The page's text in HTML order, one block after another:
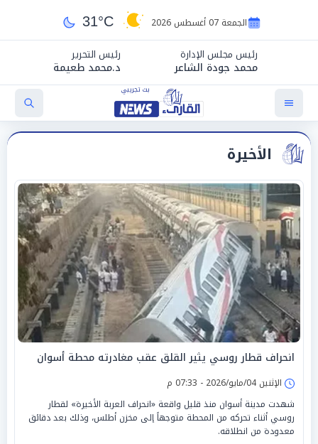
الجمعة 07 أغسطس 2026 31°C
رئيس مجلس الإدارة
محمد جودة الشاعر
رئيس التحرير
د.محمد طعيمة
الأخيرة
انحراف قطار روسي يثير القلق عقب مغادرته محطة أسوان
الإثنين 04/مايو/2026 - 07:33 م
شهدت مدينة أسوان منذ قليل واقعة «انحراف العربة الأخيرة» لقطار
روسي أثناء تحركه من المحطة متوجهاً إلى مخزن أطلس، وذلك بعد دقائق
معدودة من انطلاقه.